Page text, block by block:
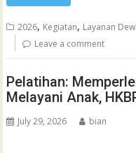
2026, Kegiatan, Layanan
Leave a comment
Pelatihan:
Melayani Anak,
July 29, 2026 bian